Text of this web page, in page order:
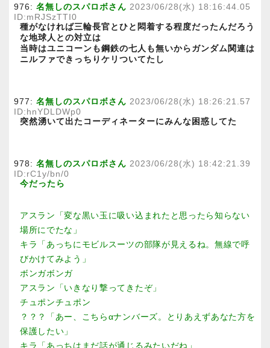
976: 名無しのスパロボさん 2023/06/28(水) 18:16:44.05
ID:mRJSzTTI0
種がなければ三輪長官とひと悶着する程度だったんだろう
な地球人との対立は
当時はユニコーンも鋼鉄の七人も無いからガンダム関連は
ニルファできっちりケリついてたし
977: 名無しのスパロボさん 2023/06/28(水) 18:26:21.57
ID:hnYDLDWp0
突然湧いて出たコーディネーターにみんな困惑してた
978: 名無しのスパロボさん 2023/06/28(水) 18:42:21.39
ID:rC1y/bn/0
今だったら
アスラン「変な黒い玉に吸い込まれたと思ったら知らない
場所にでたな」
キラ「あっちにモビルスーツの部隊が見えるね。無線で呼
びかけてみよう」
ボンガボンガ
アスラン「いきなり撃ってきたぞ」
チュポンチュポン
？？？「あー、こちらαナンバーズ。とりあえずあなた方を
保護したい」
キラ「あっちはまだ話が通じるみたいだね」